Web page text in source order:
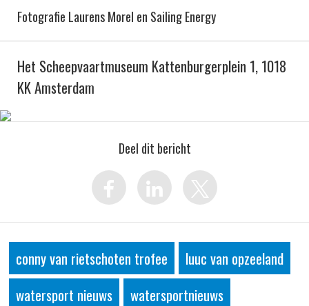
Fotografie Laurens Morel en Sailing Energy
Het Scheepvaartmuseum Kattenburgerplein 1, 1018
KK Amsterdam
Deel dit bericht
conny van rietschoten trofee
luuc van opzeeland
watersport nieuws
watersportnieuws